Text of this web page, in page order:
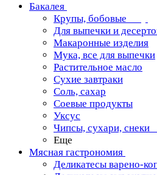
Бакалея
Крупы, бобовые
Для выпечки и
Макаронные изделия
Мука, все для выпечки
Растительное масло
Сухие завтраки
Соль, сахар
Соевые продукты
Уксус
Чипсы, сухари, снеки
Еще
Мясная гастрономия
Деликатесы варено-